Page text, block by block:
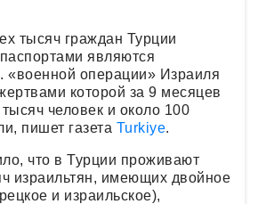
тысяч граждан Турции
являются
«военной операции» Израиля
которой за 9 месяцев
человек и около 100
пишет газета Turkiye.
что в Турции проживают
израильтян, имеющих двойное
и израильское),